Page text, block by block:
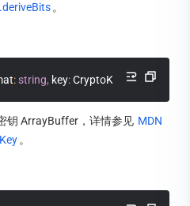
。
: string, key: CryptoKey
钥 ArrayBuffer，详情参见 MDN
。